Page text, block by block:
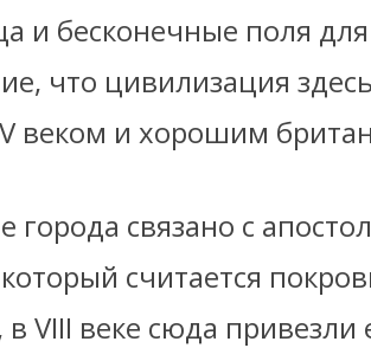
и бесконечные поля
что цивилизация
веком и хорошим
города связано с
считается
в VIII веке сюда